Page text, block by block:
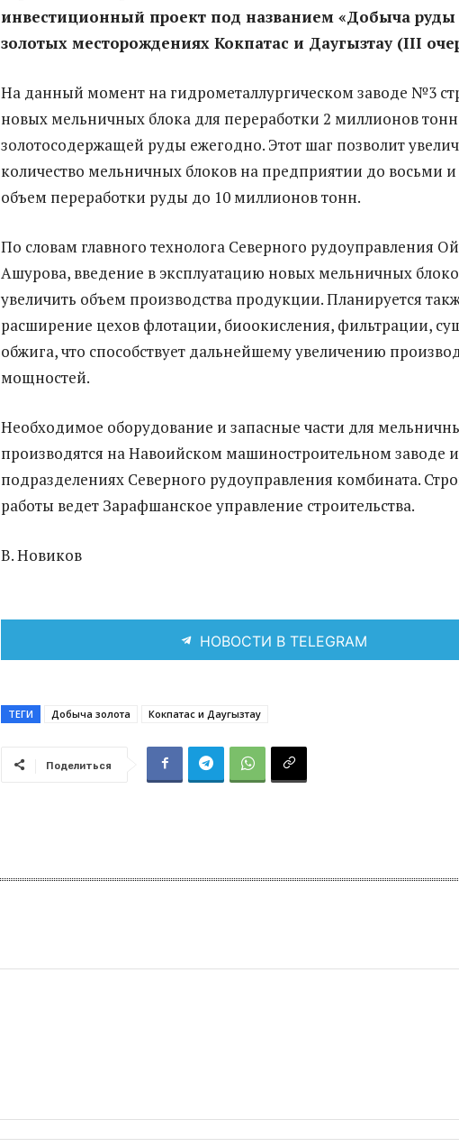
инвестиционный проект под названием «Добыча руды
золотых месторождениях Кокпатас и Даугызтау (III
На данный момент на гидрометаллургическом заводе №3
новых мельничных блока для переработки 2 миллионов тонн
золотосодержащей руды ежегодно. Этот шаг позволит
количество мельничных блоков на предприятии до восьми
объем переработки руды до 10 миллионов тонн.
По словам главного технолога Северного рудоуправления
Ашурова, введение в эксплуатацию новых мельничных
увеличить объем производства продукции. Планируется
расширение цехов флотации, биоокисления, фильтрации,
обжига, что способствует дальнейшему увеличению
мощностей.
Необходимое оборудование и запасные части для
производятся на Навоийском машиностроительном заводе
подразделениях Северного рудоуправления комбината.
работы ведет Зарафшанское управление строительства.
В. Новиков
НОВОСТИ В TELEGRAM
ТЕГИ Добыча золота Кокпатас и Даугызтау
Поделиться